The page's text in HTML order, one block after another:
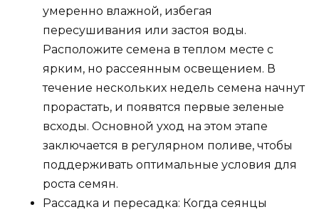
умеренно влажной, избегая
пересушивания или застоя воды.
Расположите семена в теплом месте с
ярким, но рассеянным освещением. В
течение нескольких недель семена начнут
прорастать, и появятся первые зеленые
всходы. Основной уход на этом этапе
заключается в регулярном поливе, чтобы
поддерживать оптимальные условия для
роста семян.
Рассадка и пересадка: Когда сеянцы